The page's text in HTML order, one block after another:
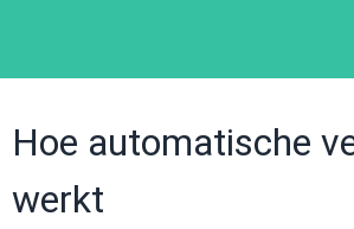
Hoe automatische
werkt